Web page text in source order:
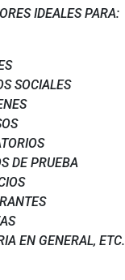
IDEALES PARA:
SOCIALES
DE PRUEBA
EN GENERAL, ETC.